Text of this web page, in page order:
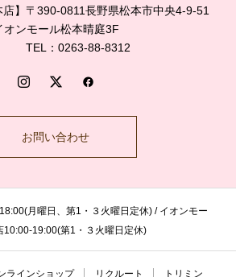
店】〒390-0811長野県松本市中央4-9-51
オンモール松本晴庭3F
：0263-88-8312
お問い合わせ
月曜日、第1・３火曜日定休) / イオンモー
10:00-19:00(第1・３火曜日定休)
ラインショップ リクルート トリミン